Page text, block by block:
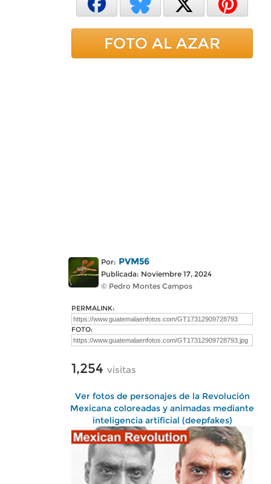
FOTO AL AZAR
Por: PVM56
Publicada: Noviembre 17, 2024
© Pedro Montes Campos
PERMALINK:
FOTO:
1,254 visitas
Ver fotos de personajes de la Revolución
Mexicana coloreadas y animadas mediante
inteligencia artificial (deepfakes)